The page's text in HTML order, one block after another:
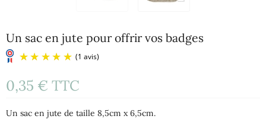
Un sac en jute pour offrir vos badges
0,35 € TTC
Un sac en jute de taille 8,5cm x 6,5cm.